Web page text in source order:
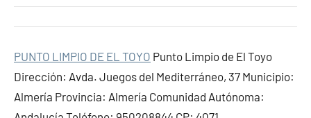
PUNTO LIMPIO DE EL TOYO Punto Limpio de El Toyo
Dirección: Avda. Juegos del Mediterráneo, 37 Municipio:
Almería Provincia: Almería Comunidad Autónoma: